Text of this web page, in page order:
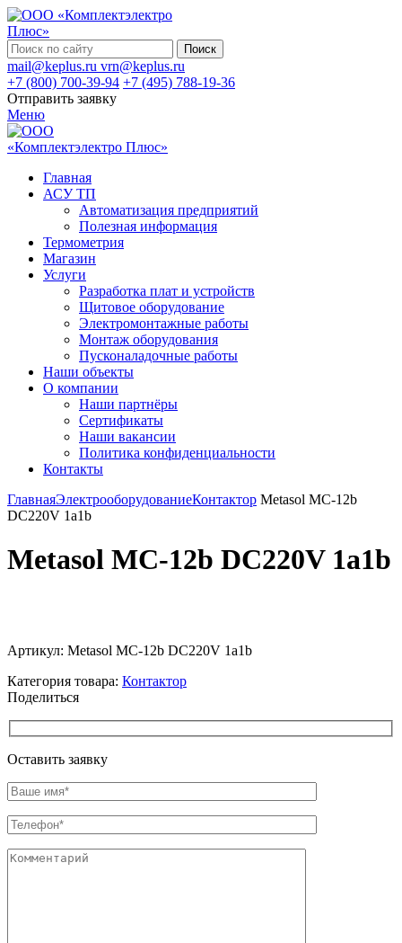
Поиск
mail@keplus.ru vrn@keplus.ru
+7 (800) 700-39-94 +7 (495) 788-19-36
Отправить заявку
Меню
Главная
АСУ ТП
Автоматизация предприятий
Полезная информация
Термометрия
Магазин
Услуги
Разработка плат и устройств
Щитовое оборудование
Электромонтажные работы
Монтаж оборудования
Пусконаладочные работы
Наши объекты
О компании
Наши партнёры
Сертификаты
Наши вакансии
Политика конфиденциальности
Контакты
ГлавнаяЭлектрооборудованиеКонтактор Metasol MC-12b
DC220V 1a1b
Metasol MC-12b DC220V 1a1b
Артикул: Metasol MC-12b DC220V 1a1b
Категория товара: Контактор
Поделиться
Оставить заявку